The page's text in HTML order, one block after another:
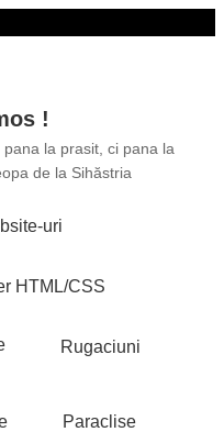
!
la prasit, ci pana la
de la Sihăstria
uri
HTML/CSS
Rugaciuni
Paraclise